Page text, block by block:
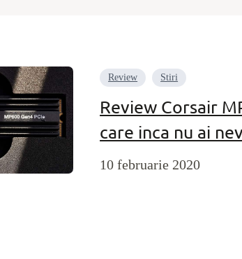
Review Stiri
Review Corsair
care inca nu ai
10 februarie 2020